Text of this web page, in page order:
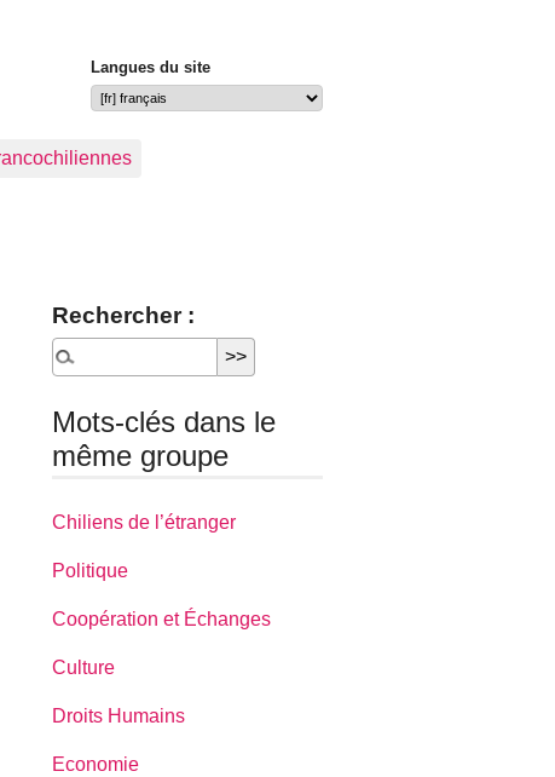
Langues du site
Rechercher :
Mots-clés dans le
même groupe
Chiliens de l’étranger
Politique
Coopération et Échanges
Culture
Droits Humains
Economie